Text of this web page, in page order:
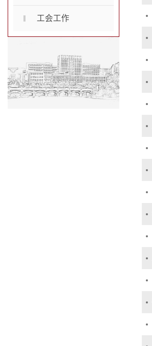
工会工作